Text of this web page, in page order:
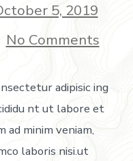
5, 2019
No Comments
adipisic ing
nt ut labore et
ad minim veniam,
laboris nisi.ut